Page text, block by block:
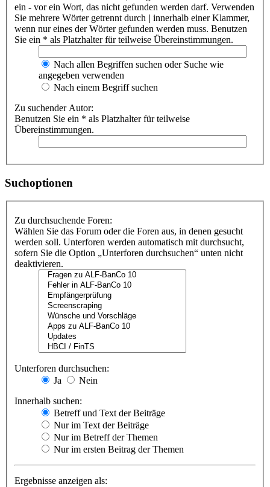
ein - vor ein Wort, das nicht gefunden werden darf. Verwenden
Sie mehrere Wörter getrennt durch | innerhalb einer Klammer,
wenn nur eines der Wörter gefunden werden muss. Benutzen
Sie ein * als Platzhalter für teilweise Übereinstimmungen.
Nach allen Begriffen suchen oder Suche wie
angegeben verwenden
Nach einem Begriff suchen
Zu suchender Autor:
Benutzen Sie ein * als Platzhalter für teilweise
Übereinstimmungen.
Suchoptionen
Zu durchsuchende Foren:
Wählen Sie das Forum oder die Foren aus, in denen gesucht
werden soll. Unterforen werden automatisch mit durchsucht,
sofern Sie die Option „Unterforen durchsuchen“ unten nicht
deaktivieren.
Unterforen durchsuchen:
Ja
Nein
Innerhalb suchen:
Betreff und Text der Beiträge
Nur im Text der Beiträge
Nur im Betreff der Themen
Nur im ersten Beitrag der Themen
Ergebnisse anzeigen als: